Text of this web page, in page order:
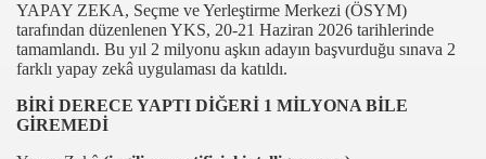
YAPAY ZEKA, Seçme ve Yerleştirme Merkezi (ÖSYM)
tarafından düzenlenen YKS, 20-21 Haziran 2026 tarihlerinde
tamamlandı. Bu yıl 2 milyonu aşkın adayın başvurduğu sınava 2
farklı yapay zekâ uygulaması da katıldı.
BİRİ DERECE YAPTI DİĞERİ 1 MİLYONA BİLE
GİREMEDİ
Gemi Geldi Gecti
Festivali